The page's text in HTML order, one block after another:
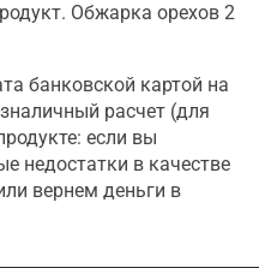
Обжарка орехов 2
банковской картой на
расчет (для
если вы
недостатки в качестве
вернем деньги в